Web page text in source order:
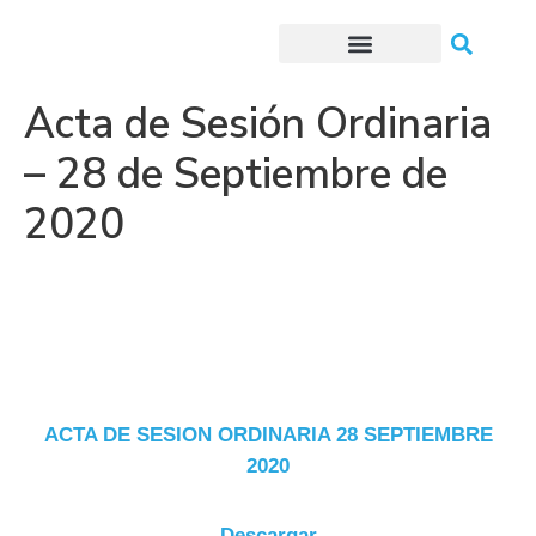
Acta de Sesión Ordinaria
– 28 de Septiembre de
2020
ACTA DE SESION ORDINARIA 28 SEPTIEMBRE
2020